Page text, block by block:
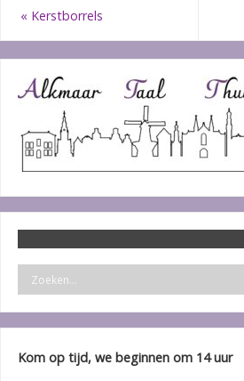
« Kerstborrels
Kom op tijd, we beginnen om 14 uur